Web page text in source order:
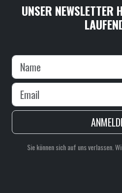
UNSER NEWSLETTER
Sie können sich auf uns verlassen.